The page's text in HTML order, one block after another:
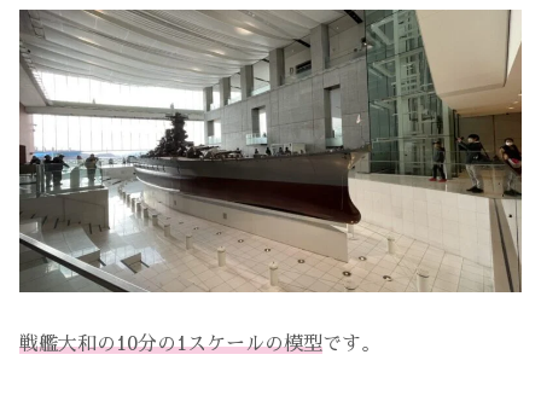
戦艦大和の10分の1スケールの模型です。